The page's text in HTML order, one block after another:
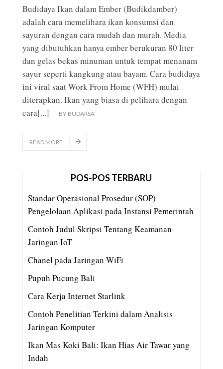
Budidaya Ikan dalam Ember (Budikdamber)
adalah cara memelihara ikan konsumsi dan
sayuran dengan cara mudah dan murah. Media
yang dibutuhkan hanya ember berukuran 80 liter
dan gelas bekas minuman untuk tempat menanam
sayur seperti kangkung atau bayam. Cara budidaya
ini viral saat Work From Home (WFH) mulai
diterapkan. Ikan yang biasa di pelihara dengan
cara[...] BY BUDARSA
READ MORE
POS-POS TERBARU
Standar Operasional Prosedur (SOP)
Pengelolaan Aplikasi pada Instansi Pemerintah
Contoh Judul Skripsi Tentang Keamanan
Jaringan IoT
Chanel pada Jaringan WiFi
Pupuh Pucung Bali
Cara Kerja Internet Starlink
Contoh Penelitian Terkini dalam Analisis
Jaringan Komputer
Ikan Mas Koki Bali: Ikan Hias Air Tawar yang
Indah